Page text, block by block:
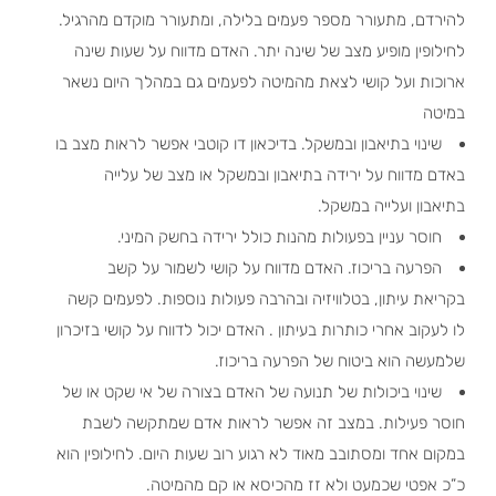
להירדם, מתעורר מספר פעמים בלילה, ומתעורר מוקדם מהרגיל.
לחילופין מופיע מצב של שינה יתר. האדם מדווח על שעות שינה
ארוכות ועל קושי לצאת מהמיטה לפעמים גם במהלך היום נשאר
במיטה
שינוי בתיאבון ובמשקל. בדיכאון דו קוטבי אפשר לראות מצב בו
באדם מדווח על ירידה בתיאבון ובמשקל או מצב של עלייה
בתיאבון ועלייה במשקל.
חוסר עניין בפעולות מהנות כולל ירידה בחשק המיני.
הפרעה בריכוז. האדם מדווח על קושי לשמור על קשב
בקריאת עיתון, בטלוויזיה ובהרבה פעולות נוספות. לפעמים קשה
לו לעקוב אחרי כותרות בעיתון . האדם יכול לדווח על קושי בזיכרון
שלמעשה הוא ביטוח של הפרעה בריכוז.
שינוי ביכולות של תנועה של האדם בצורה של אי שקט או של
חוסר פעילות. במצב זה אפשר לראות אדם שמתקשה לשבת
במקום אחד ומסתובב מאוד לא רגוע רוב שעות היום. לחילופין הוא
כ”כ אפטי שכמעט ולא זז מהכיסא או קם מהמיטה.